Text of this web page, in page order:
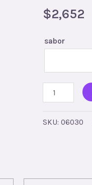
$2,652
sabor
SKU: 06030